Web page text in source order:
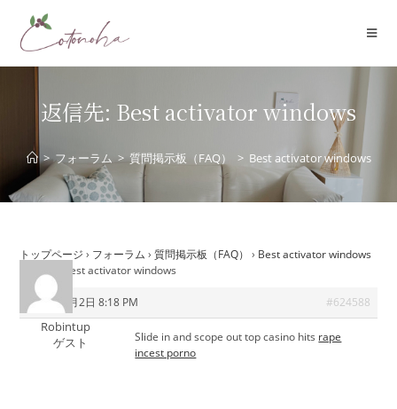
返信先: Best activator windows
> フォーラム > 質問掲示板（FAQ） > Best activator windows
トップページ › フォーラム › 質問掲示板（FAQ） › Best activator windows
返信先: Best activator windows
2026年7月2日 8:18 PM #624588
Robintup
ゲスト
Slide in and scope out top casino hits rape
incest porno